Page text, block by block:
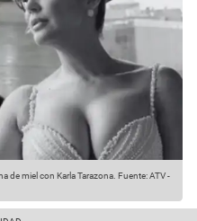
de miel con Karla Tarazona. Fuente: ATV-